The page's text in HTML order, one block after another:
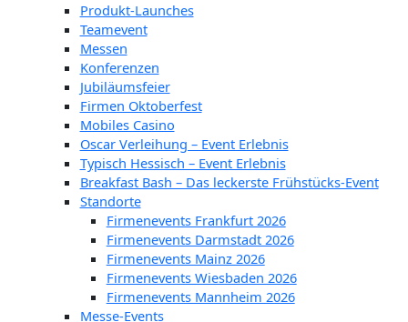
Produkt-Launches
Teamevent
Messen
Konferenzen
Jubiläumsfeier
Firmen Oktoberfest
Mobiles Casino
Oscar Verleihung – Event Erlebnis
Typisch Hessisch – Event Erlebnis
Breakfast Bash – Das leckerste Frühstücks-Event
Standorte
Firmenevents Frankfurt 2026
Firmenevents Darmstadt 2026
Firmenevents Mainz 2026
Firmenevents Wiesbaden 2026
Firmenevents Mannheim 2026
Messe-Events